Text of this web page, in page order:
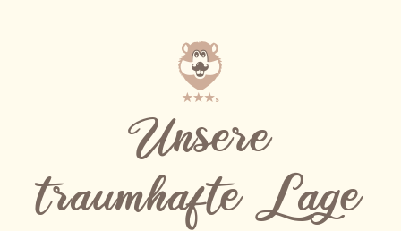
Unsere
traumhafte Lage